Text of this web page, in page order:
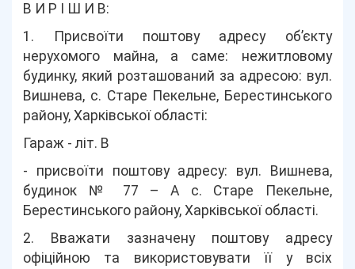
В И Р І Ш И В:
1. Присвоїти поштову адресу об’єкту
нерухомого майна, а саме: нежитловому
будинку, який розташований за адресою: вул.
Вишнева, с. Старе Пекельне, Берестинського
району, Харківської області:
Гараж - літ. В
- присвоїти поштову адресу: вул. Вишнева,
будинок № 77 – А с. Старе Пекельне,
Берестинського району, Харківської області.
2. Вважати зазначену поштову адресу
офіційною та використовувати її у всіх